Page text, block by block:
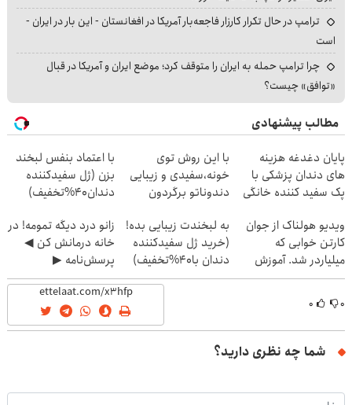
ترامپ در حال تکرار کارزار فاجعه‌بار آمریکا در افغانستان - این بار در ایران -
است
چرا ترامپ حمله به ایران را متوقف کرد؛ موضع ایران و آمریکا در قبال
«توافق» چیست؟
مطالب پیشنهادی
پایان دغدغه هزینه
های دندان پزشکی با
پک سفید کننده خانگی
با این روش توی
خونه،سفیدی و زیبایی
دندوناتو برگردون
با اعتماد بنفس لبخند
بزن (ژل سفیدکننده
دندان40%تخفیف)
ویدیو هولناک از جوان
کارتن خوابی که
میلیاردر شد. آموزش
رایگان
به لبخندت زیبایی بده!
(خرید ژل سفیدکننده
دندان با40%تخفیف)
زانو درد دیگه تمومه! در
خانه درمانش کن ◀
پرسش‌نامه ▶
۰ ۰
شما چه نظری دارید؟